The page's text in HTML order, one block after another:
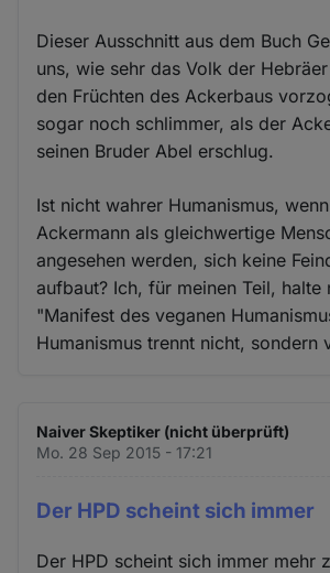
Dieser Ausschnitt aus dem Buch
uns, wie sehr das Volk der
den Früchten des Ackerbaus
sogar noch schlimmer, als der
seinen Bruder Abel erschlug.
Ist nicht wahrer Humanismus,
Ackermann als gleichwertige
angesehen werden, sich keine
aufbaut? Ich, für meinen Teil, halte
"Manifest des veganen
Humanismus trennt nicht, sondern
Naiver Skeptiker (nicht überprüft)
Mo. 28 Sep 2015 - 17:21
Der HPD scheint sich immer
Der HPD scheint sich immer mehr